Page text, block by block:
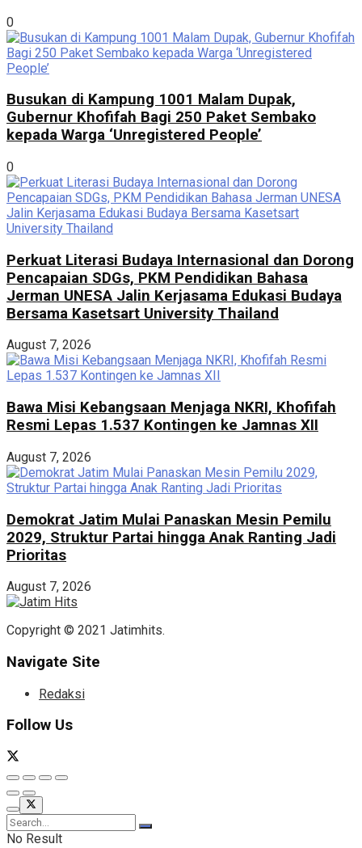
0
Busukan di Kampung 1001 Malam Dupak,
Gubernur Khofifah Bagi 250 Paket Sembako
kepada Warga ‘Unregistered People’
0
Perkuat Literasi Budaya Internasional dan Dorong
Pencapaian SDGs, PKM Pendidikan Bahasa
Jerman UNESA Jalin Kerjasama Edukasi Budaya
Bersama Kasetsart University Thailand
August 7, 2026
Bawa Misi Kebangsaan Menjaga NKRI, Khofifah
Resmi Lepas 1.537 Kontingen ke Jamnas XII
August 7, 2026
Demokrat Jatim Mulai Panaskan Mesin Pemilu
2029, Struktur Partai hingga Anak Ranting Jadi
Prioritas
August 7, 2026
Copyright © 2021 Jatimhits.
Navigate Site
Redaksi
Follow Us
No Result